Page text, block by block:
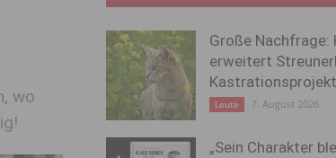
wo
Große Nachfrage:
erweitert
Kastrationsprojekt
Leute 7. August 2026
„Sein Charakter